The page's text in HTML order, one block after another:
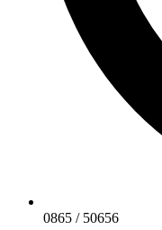
0865 / 50656